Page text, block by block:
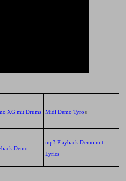
XG mit Drums Midi Demo Tyros
Demo
mp3 Playback Demo mit
Lyrics